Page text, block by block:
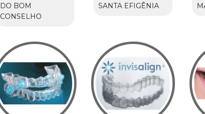
DO BOM
CONSELHO
SANTA EFIGÊNIA